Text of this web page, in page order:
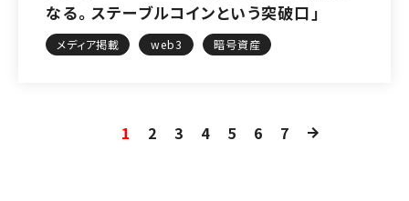
なる。ステーブルコインという突破口」
メディア掲載 web3 暗号資産
1 2 3 4 5 6 7